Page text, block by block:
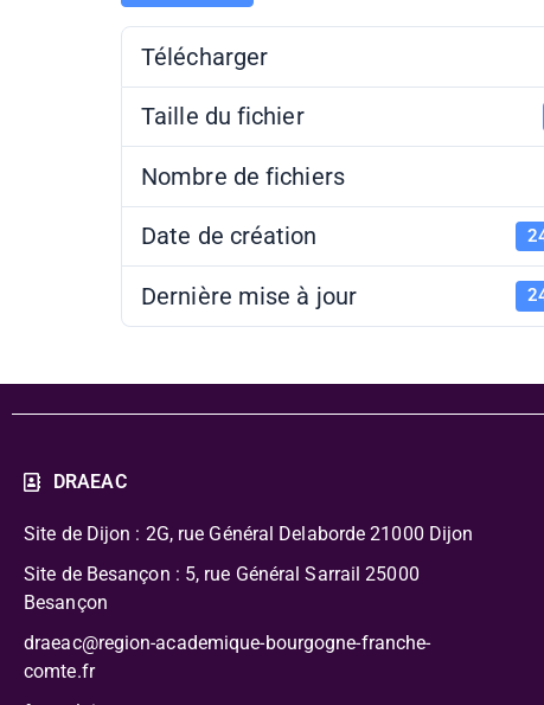
Télécharger
Taille du fichier
Nombre de fichiers
Date de création
Dernière mise à jour
DRAEAC
Site de Dijon : 2G, rue Général Delaborde 21000 Dijon
Site de Besançon : 5, rue Général Sarrail 25000
Besançon
draeac@region-academique-bourgogne-franche-
comte.fr